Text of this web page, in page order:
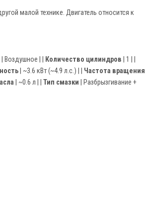
малой технике. Двигатель относится к
| Воздушное | | Количество цилиндров | 1 | |
| ~3.6 кВт (~4.9 л.с.) | | Частота вращения
| ~0.6 л | | Тип смазки | Разбрызгивание +